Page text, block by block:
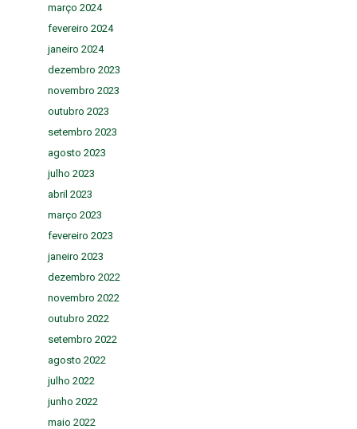
março 2024
fevereiro 2024
janeiro 2024
dezembro 2023
novembro 2023
outubro 2023
setembro 2023
agosto 2023
julho 2023
abril 2023
março 2023
fevereiro 2023
janeiro 2023
dezembro 2022
novembro 2022
outubro 2022
setembro 2022
agosto 2022
julho 2022
junho 2022
maio 2022